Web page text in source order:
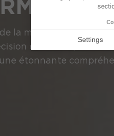
la matière sonore
est réelle ; la
étonnante